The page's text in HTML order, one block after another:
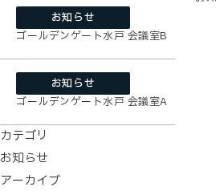
お知らせ
ゴールデンゲート水戸 会議室B（定員8名
お知らせ
ゴールデンゲート水戸 会議室A（定員12
カテゴリ
お知らせ
アーカイブ